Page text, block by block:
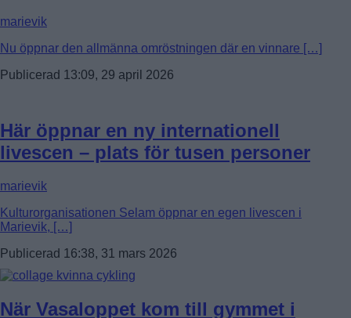
marievik
Nu öppnar den allmänna omröstningen där en vinnare […]
Publicerad 13:09, 29 april 2026
Här öppnar en ny internationell
livescen – plats för tusen personer
marievik
Kulturorganisationen Selam öppnar en egen livescen i
Marievik, […]
Publicerad 16:38, 31 mars 2026
När Vasaloppet kom till gymmet i